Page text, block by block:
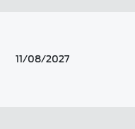
11/08/2027